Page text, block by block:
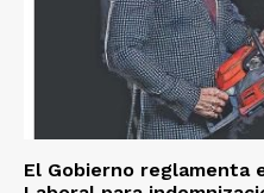
El Gobierno reglamenta